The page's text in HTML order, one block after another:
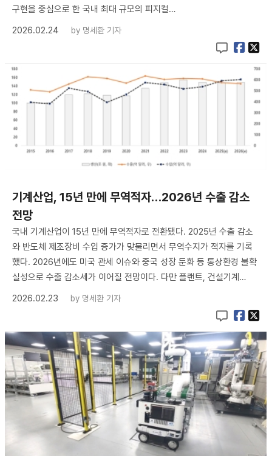
구현을 중심으로 한 국내 최대 규모의 피지컬…
2026.02.24
by 명세환 기자
기계산업, 15년 만에 무역적자…2026년 수출 감소
전망
국내 기계산업이 15년 만에 무역적자로 전환됐다. 2025년 수출 감소
와 반도체 제조장비 수입 증가가 맞물리면서 무역수지가 적자를 기록
했다. 2026년에도 미국 관세 이슈와 중국 성장 둔화 등 통상환경 불확
실성으로 수출 감소세가 이어질 전망이다. 다만 플랜트, 건설기계…
2026.02.23
by 명세환 기자